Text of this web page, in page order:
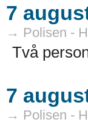
7
→ Polisen -
Två
7
→ Polisen -